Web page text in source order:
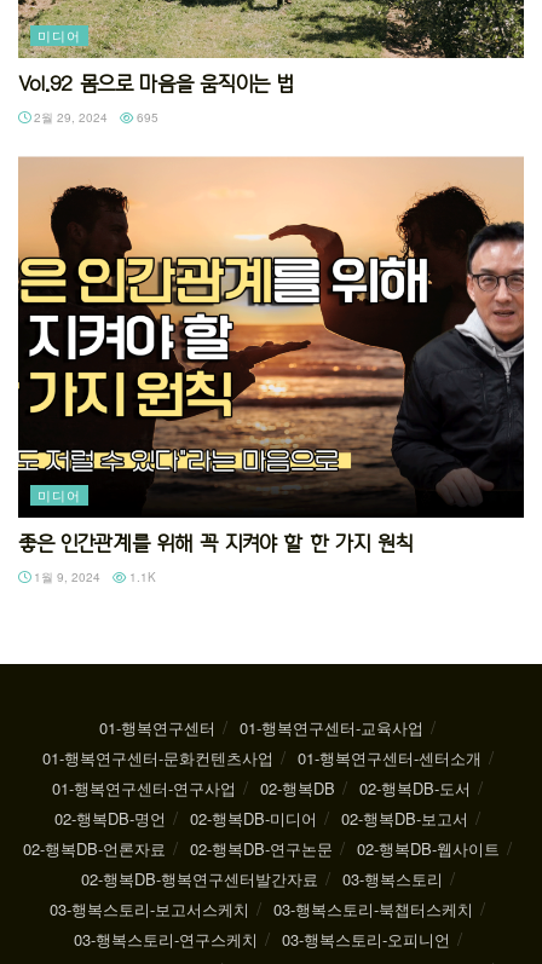
미디어
Vol.92 몸으로 마음을 움직이는 법
2월 29, 2024 695
미디어
좋은 인간관계를 위해 꼭 지켜야 할 한 가지 원칙
1월 9, 2024 1.1K
01-행복연구센터
01-행복연구센터-교육사업
01-행복연구센터-문화컨텐츠사업
01-행복연구센터-센터소개
01-행복연구센터-연구사업
02-행복DB
02-행복DB-도서
02-행복DB-명언
02-행복DB-미디어
02-행복DB-보고서
02-행복DB-언론자료
02-행복DB-연구논문
02-행복DB-웹사이트
02-행복DB-행복연구센터발간자료
03-행복스토리
03-행복스토리-보고서스케치
03-행복스토리-북챕터스케치
03-행복스토리-연구스케치
03-행복스토리-오피니언